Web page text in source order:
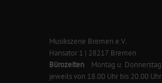
Musikszene Bremen e.V.
Hansator 1 | 28217 Bremen
Bürozeiten
Montag u. Donnerstag
jeweils von 18.00 Uhr bis 20.00 Uhr